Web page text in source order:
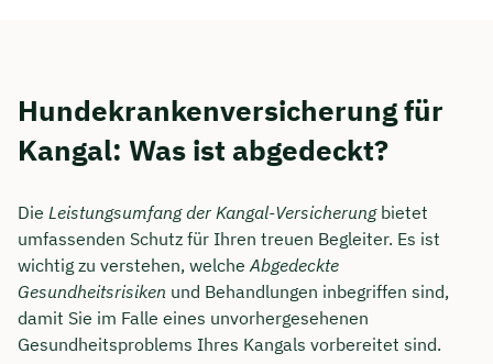
Hundekrankenversicherung für
Kangal: Was ist abgedeckt?
Die Leistungsumfang der Kangal-Versicherungbietet
umfassenden Schutz für Ihren treuen Begleiter. Es ist
wichtig zu verstehen, welche Abgedeckte
Gesundheitsrisiken und Behandlungen inbegriffen sind,
damit Sie im Falle eines unvorhergesehenen
Gesundheitsproblems Ihres Kangals vorbereitet sind.